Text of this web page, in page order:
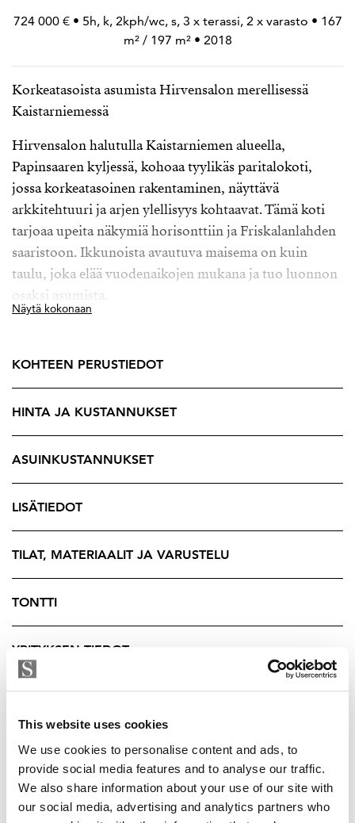
This website uses cookies
We use cookies to personalise content and ads, to
provide social media features and to analyse our traffic.
We also share information about your use of our site with
our social media, advertising and analytics partners who
724 000 € • 5h, k, 2kph/wc, s, 3 x terassi, 2 x varasto • 167
m² / 197 m² • 2018
Korkeatasoista asumista Hirvensalon merellisessä
Kaistarniemessä
Hirvensalon halutulla Kaistarniemen alueella,
Papinsaaren kyljessä, kohoaa tyylikäs paritalokoti,
jossa korkeatasoinen rakentaminen, näyttävä
arkkitehtuuri ja arjen ylellisyys kohtaavat. Tämä koti
tarjoaa upeita näkymiä horisonttiin ja Friskalanlahden
saaristoon. Ikkunoista avautuva maisema on kuin
taulu, joka elää vuodenaikojen mukana ja tuo luonnon
osaksi asumista.
tekee pihapiiristä aidosti poikkeuksellisen. Kolme
terassialuetta asettuvat osaksi kallioista maisemaa ja
tarjoavat upeat puitteet rentoutumiseen ja
seurusteluun, mahdollisuuden pulahtaa matalaan
uima-altaaseen tai paistaa makkaraa nuotiolla omassa
laavussa. Takapihan puolella avautuu rauhoittava
metsäinen näkymä ja suojaisa terassialue, jossa nautit
Kolmeen tasoon sijoittuvat 167 asuinneliötä ja huolella
suunnitellut tilat tarjoavat avaruutta yhteisiin
oleskelualueisiin, sekä mahdollisuuksia omaan rauhaan
korkuisista ikkunoista tulvii luonnonvalo läpi talon, ja
Schücon lasiliukuovet johdattavat ulos talon ympäri
kiertäville terasseille. Avarassa pohjaratkaisussa keittiö
jossa voit nauttia samanaikaisesti upeista maisemista ja
takkatulen tunnelmasta.
Kitzenin laadukas keittiö Dektonin työtasoilla ja
Siemensin Studio Line -kodinkoneilla tarjoaa
Näytä kokonaan
KOHTEEN PERUSTIEDOT
HINTA JA KUSTANNUKSET
ASUINKUSTANNUKSET
LISÄTIEDOT
TILAT, MATERIAALIT JA VARUSTELU
TONTTI
YRITYKSEN TIEDOT